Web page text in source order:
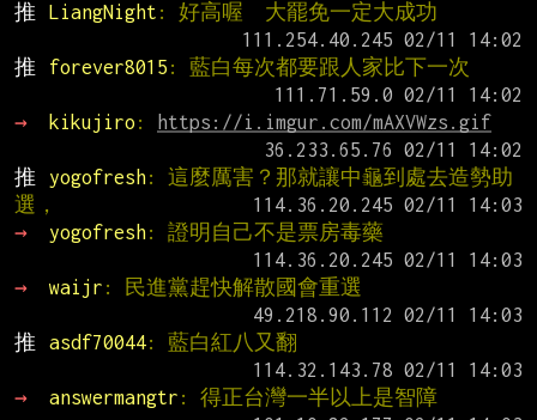
推
LiangNight : 好高喔  大罷免一定大成功
推
forever8015 : 藍白每次都要跟人家比下一次
→
kikujiro :
https://i.imgur.com/mAXVWzs.gif
推
yogofresh: 這麼厲害？那就讓中龜到處去造勢助
選，
→
yogofresh: 證明自己不是票房毒藥
→
waijr : 民進黨趕快解散國會重選
推
asdf70044: 藍白紅八又翻
→
answermangtr : 得正台灣一半以上是智障